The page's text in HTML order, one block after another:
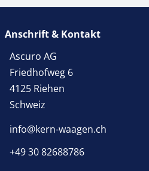
Anschrift & Kontakt
Ascuro AG
Friedhofweg 6
4125 Riehen
Schweiz
info@kern-waagen.ch
+49 30 82688786